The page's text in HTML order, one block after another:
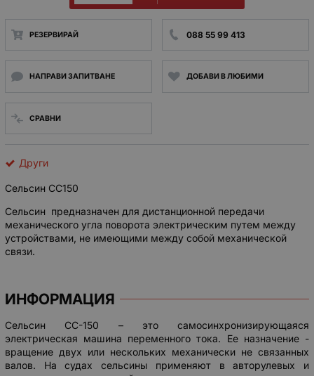
РЕЗЕРВИРАЙ 088 55 99 413
НАПРАВИ ЗАПИТВАНЕ ДОБАВИ В ЛЮБИМИ
СРАВНИ
Други
Сельсин СС150
Cельсин предназначен для дистанционной передачи
механического угла поворота электрическим путем между
устройствами, не имеющими между собой механической
связи.
ИНФОРМАЦИЯ
Сельсин СС-150 – это самосинхронизирующаяся
электрическая машина переменного тока. Ее назначение -
вращение двух или нескольких механически не связанных
валов. На судах сельсины применяют в авторулевых и